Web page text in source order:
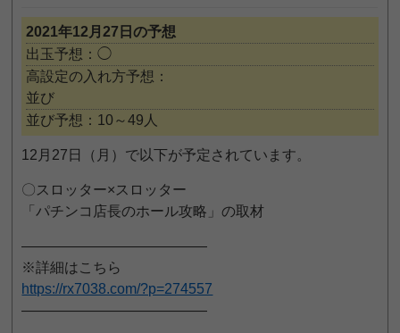
2021年12月27日の予想
出玉予想：◯
高設定の入れ方予想：
並び
並び予想：10～49人
12月27日（月）で以下が予定されています。
〇スロッター×スロッター
「パチンコ店長のホール攻略」の取材
—————————————
※詳細はこちら
https://rx7038.com/?p=274557
—————————————